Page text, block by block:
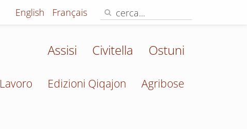
English Français
Assisi Civitella Ostuni
Lavoro Edizioni Qiqajon Agribose